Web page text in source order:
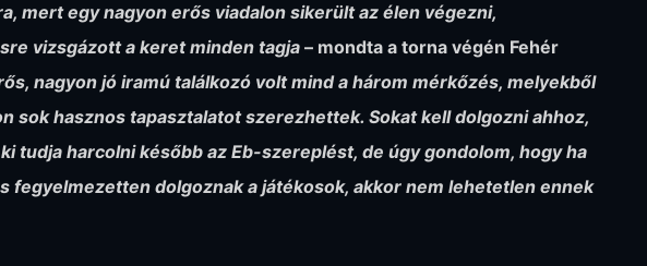
mert egy nagyon erős viadalon sikerült az élen végezni,
vizsgázott a keret minden tagja– mondta a torna végén Fehér
nagyon jó iramú találkozó volt mind a három mérkőzés, melyekből
sok hasznos tapasztalatot szerezhettek. Sokat kell dolgozni ahhoz,
tudja harcolni később az Eb-szereplést, de úgy gondolom, hogy ha
fegyelmezetten dolgoznak a játékosok, akkor nem lehetetlen ennek